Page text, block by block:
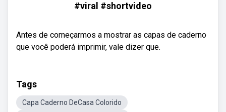
#viral #shortvideo
Antes de começarmos a mostrar as capas de caderno
que você poderá imprimir, vale dizer que.
Tags
Capa Caderno DeCasa Colorido